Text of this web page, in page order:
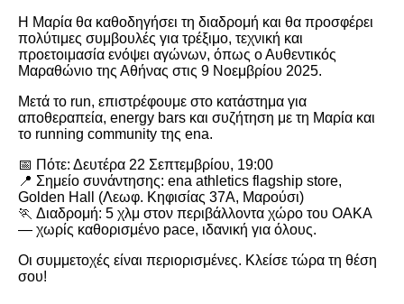
Η Μαρία θα καθοδηγήσει τη διαδρομή και θα προσφέρει
πολύτιμες συμβουλές για τρέξιμο, τεχνική και
προετοιμασία ενόψει αγώνων, όπως ο Αυθεντικός
Μαραθώνιο της Αθήνας στις 9 Νοεμβρίου 2025.
Μετά το run, επιστρέφουμε στο κατάστημα για
αποθεραπεία, energy bars και συζήτηση με τη Μαρία και
το running community της ena.
📅 Πότε: Δευτέρα 22 Σεπτεμβρίου, 19:00
📍 Σημείο συνάντησης: ena athletics flagship store,
Golden Hall (Λεωφ. Κηφισίας 37Α, Μαρούσι)
🏃 Διαδρομή: 5 χλμ στον περιβάλλοντα χώρο του ΟΑΚΑ
— χωρίς καθορισμένο pace, ιδανική για όλους.
Οι συμμετοχές είναι περιορισμένες. Κλείσε τώρα τη θέση
σου!